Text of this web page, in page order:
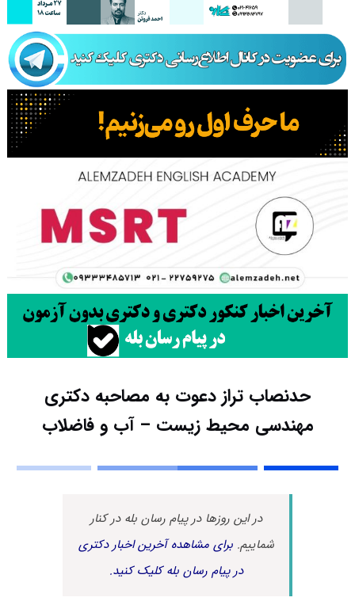
حدنصاب تراز دعوت به مصاحبه دکتری
مهندسی محیط زیست – آب و فاضلاب
در این روزها در پیام رسان بله در کنار
شماییم.برای مشاهده آخرین اخبار دکتری
در پیام رسان بله کلیک کنید.